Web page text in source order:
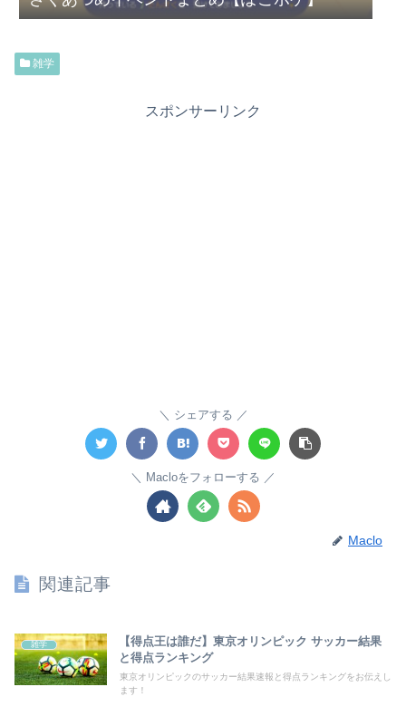
雑学
スポンサーリンク
シェアする
Macloをフォローする
Maclo
関連記事
雑学
【得点王は誰だ】東京オリンピック サッカー結果
と得点ランキング
東京オリンピックのサッカー結果速報と得点ランキングをお伝えし
ます！